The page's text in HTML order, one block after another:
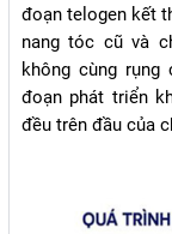
đoạn telogen kết
nang tóc cũ và
không cùng
đoạn phát triển
đều trên đầu của